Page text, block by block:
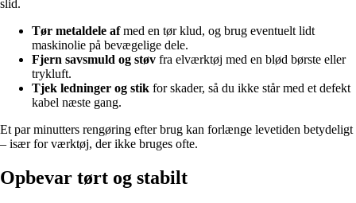
slid.
Tør metaldele afmed en tør klud, og brug eventuelt lidt
maskinolie på bevægelige dele.
Fjern savsmuld og støv fra elværktøj med en blød børste eller
trykluft.
Tjek ledninger og stik for skader, så du ikke står med et defekt
kabel næste gang.
Et par minutters rengøring efter brug kan forlænge levetiden betydeligt
– især for værktøj, der ikke bruges ofte.
Opbevar tørt og stabilt